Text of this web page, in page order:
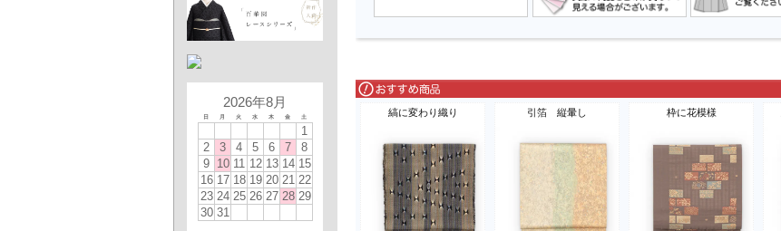
縞に変わり織り 引箔 縦暈し 枠に花模様
2026年8月
日 月 火 水 木 金 土
1
2
3 4 5 6 7
8
9 10 11 12 13 14 15
16 17 18 19 20 21 22
23 24 25 26 27 28 29
30 31